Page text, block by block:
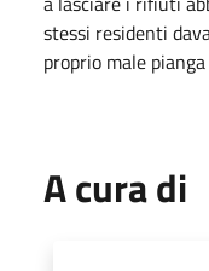
stessi residenti
proprio male
A cura di